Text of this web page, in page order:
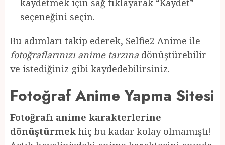
kaydetmek için sağ tıklayarak “Kaydet”
seçeneğini seçin.
Bu adımları takip ederek, Selfie2 Anime ile
fotoğraflarınızı anime tarzına dönüştürebilir
ve istediğiniz gibi kaydedebilirsiniz.
Fotoğraf Anime Yapma Sitesi
Fotoğrafı anime karakterlerine
dönüştürmek hiç bu kadar kolay olmamıştı!